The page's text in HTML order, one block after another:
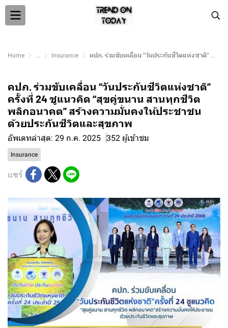
Home ... Insurance คปภ. ร่วมขับเคลื่อน “วันประกันชีวิตแห่งชาติ” ครั้งที่ 24 ชูแนวคิด “สุขคู่ขนาน สานทุกชีวิต พลิกอนาคต” สร้างความมั่นคงให้ประชาชนด้วยประกันชีวิตและสุขภาพ
คปภ. ร่วมขับเคลื่อน “วันประกันชีวิตแห่งชาติ”
ครั้งที่ 24 ชูแนวคิด “สุขคู่ขนาน สานทุกชีวิต
พลิกอนาคต” สร้างความมั่นคงให้ประชาชน
ด้วยประกันชีวิตและสุขภาพ
อัพเดทล่าสุด: 29 ก.ค. 2025 352 ผู้เข้าชม
Insurance
แชร์